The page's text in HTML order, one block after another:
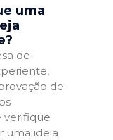
uma
de
de
verifique
uma ideia